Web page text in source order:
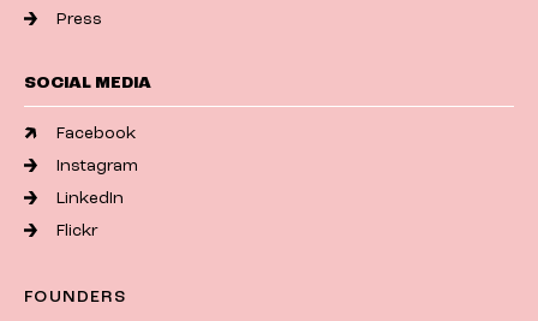
Press
SOCIAL MEDIA
Facebook
Instagram
LinkedIn
Flickr
FOUNDERS